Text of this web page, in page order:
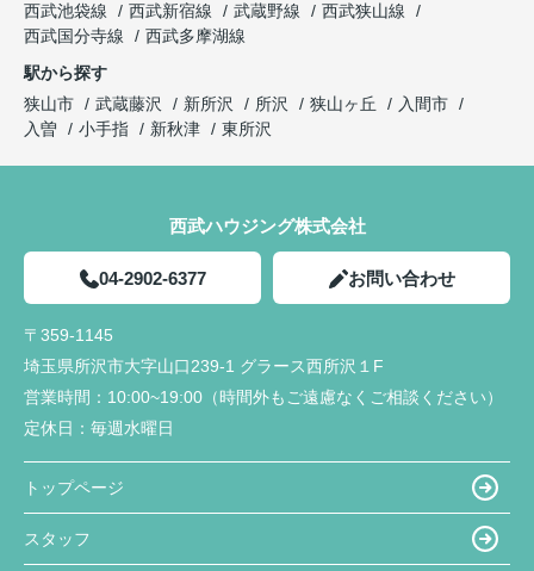
西武池袋線
西武新宿線 武蔵野線
西武狭山線
西武国分寺線
西武多摩湖線
駅から探す
狭山市
武蔵藤沢 新所沢 所沢 狭山ヶ丘
入間市
入曽
小手指 新秋津 東所沢
西武ハウジング株式会社
04-2902-6377 お問い合わせ
〒359-1145
埼玉県所沢市大字山口239-1 グラース西所沢１F
営業時間： 10:00~19:00（時間外もご遠慮なくご相談ください）
定休日： 毎週水曜日
トップページ
スタッフ